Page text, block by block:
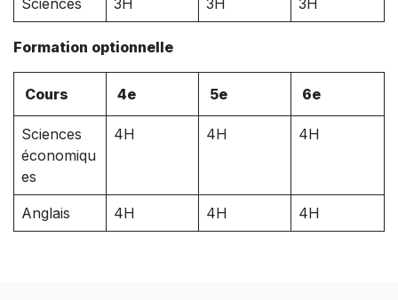
Sciences 3H 3H 3H
Formation optionnelle
Cours 4e 5e 6e
Sciences
économiqu
es
4H 4H 4H
Anglais 4H 4H 4H